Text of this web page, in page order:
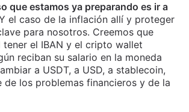
que estamos ya preparando es ir a
el caso de la inflación allí y proteger
para nosotros. Creemos que
tener el IBAN y el cripto wallet
reciban su salario en la moneda
a USDT, a USD, a stablecoin,
de los problemas financieros y de la